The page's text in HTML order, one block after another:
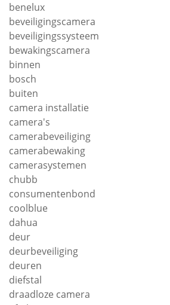
benelux
beveiligingscamera
beveiligingssysteem
bewakingscamera
binnen
bosch
buiten
camera installatie
camera's
camerabeveiliging
camerabewaking
camerasystemen
chubb
consumentenbond
coolblue
dahua
deur
deurbeveiliging
deuren
diefstal
draadloze camera